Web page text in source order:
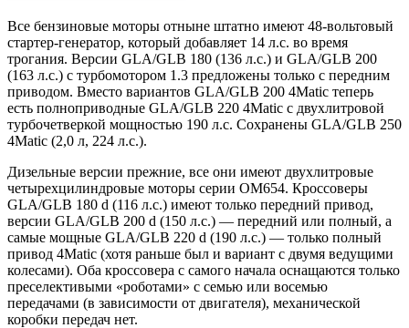
Все бензиновые моторы отныне штатно имеют 48-вольтовый
стартер-генератор, который добавляет 14 л.с. во время
трогания. Версии GLA/GLB 180 (136 л.с.) и GLA/GLB 200
(163 л.с.) с турбомотором 1.3 предложены только с передним
приводом. Вместо вариантов GLA/GLB 200 4Matic теперь
есть полноприводные GLA/GLB 220 4Matic с двухлитровой
турбочетверкой мощностью 190 л.с. Сохранены GLA/GLB 250
4Matic (2,0 л, 224 л.с.).
Дизельные версии прежние, все они имеют двухлитровые
четырехцилиндровые моторы серии OM654. Кроссоверы
GLA/GLB 180 d (116 л.с.) имеют только передний привод,
версии GLA/GLB 200 d (150 л.с.) — передний или полный, а
самые мощные GLA/GLB 220 d (190 л.с.) — только полный
привод 4Matic (хотя раньше был и вариант с двумя ведущими
колесами). Оба кроссовера с самого начала оснащаются только
преселективыми «роботами» с семью или восемью
передачами (в зависимости от двигателя), механической
коробки передач нет.